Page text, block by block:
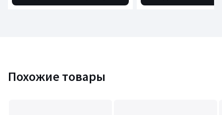
Похожие товары